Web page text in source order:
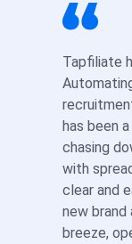
Tapfiliate
has been
chasing
with
clear and
new brand
breeze,